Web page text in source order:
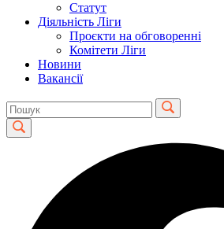
Статут
Діяльність Ліги
Проєкти на обговоренні
Комітети Ліги
Новини
Вакансії